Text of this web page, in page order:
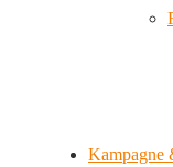
Kampagne